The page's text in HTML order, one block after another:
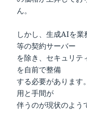
ん。
しかし、生成AIを
等の契約サーバー
を除き、セキュリテ
を自前で整備
する必要があります
用と手間が
伴うのが現状のよう